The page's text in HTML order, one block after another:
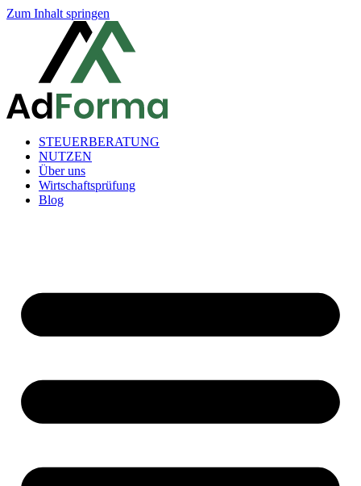
Zum Inhalt springen
STEUERBERATUNG
NUTZEN
Über uns
Wirtschaftsprüfung
Blog